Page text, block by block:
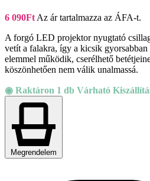
6 090Ft Az ár tartalmazza az ÁFA-t.
A forgó LED projektor nyugtató
vetít a falakra, így a kicsik
elemmel működik, cserélhető
köszönhetően nem válik unalmassá.
◉ Raktáron 1 db Várható
Megrendelem